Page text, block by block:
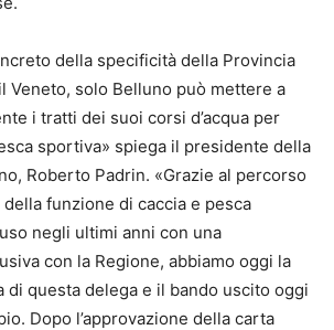
della specificità della Provincia
Veneto, solo Belluno può mettere a
i tratti dei suoi corsi d’acqua per
sportiva» spiega il presidente della
Roberto Padrin. «Grazie al percorso
funzione di caccia e pesca
negli ultimi anni con una
con la Regione, abbiamo oggi la
di questa delega e il bando uscito oggi
Dopo l’approvazione della carta